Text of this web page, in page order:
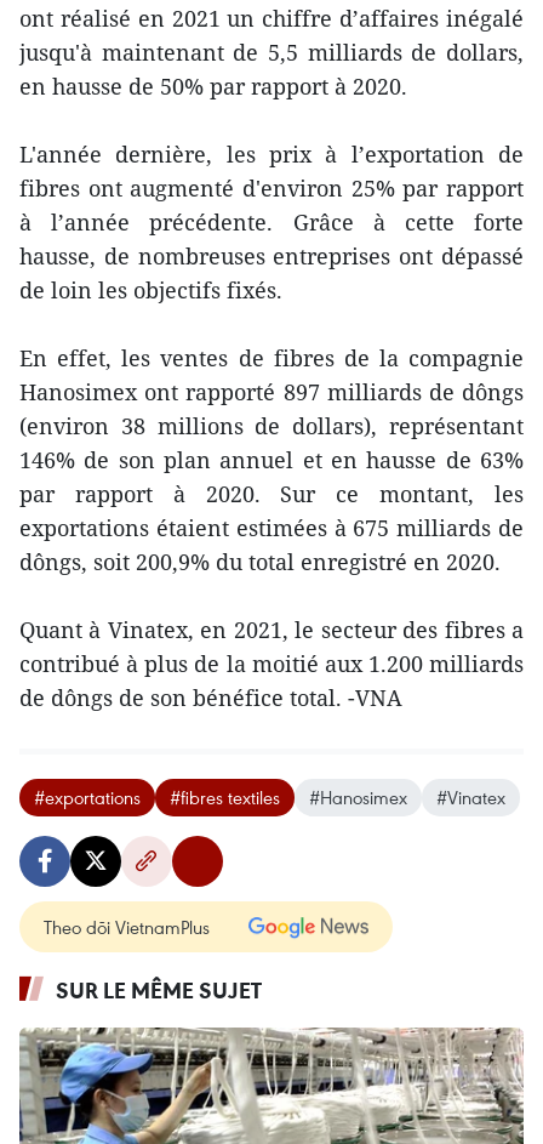
ont réalisé en 2021 un chiffre d’affaires inégalé
jusqu'à maintenant de 5,5 milliards de dollars,
en hausse de 50% par rapport à 2020.
L'année dernière, les prix à l’exportation de
fibres ont augmenté d'environ 25% par rapport
à l’année précédente. Grâce à cette forte
hausse, de nombreuses entreprises ont dépassé
de loin les objectifs fixés.
En effet, les ventes de fibres de la compagnie
Hanosimex ont rapporté 897 milliards de dôngs
(environ 38 millions de dollars), représentant
146% de son plan annuel et en hausse de 63%
par rapport à 2020. Sur ce montant, les
exportations étaient estimées à 675 milliards de
dôngs, soit 200,9% du total enregistré en 2020.
Quant à Vinatex, en 2021, le secteur des fibres a
contribué à plus de la moitié aux 1.200 milliards
de dôngs de son bénéfice total. -VNA
#exportations #fibres textiles #Hanosimex #Vinatex
Theo dõi VietnamPlus
SUR LE MÊME SUJET